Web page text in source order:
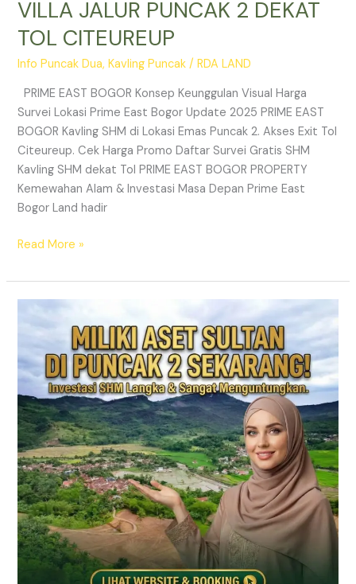
VILLA JALUR PUNCAK 2 DEKAT
TOL CITEUREUP
Info Puncak Dua,Kavling Puncak /RDA LAND
PRIME EAST BOGOR Konsep Keunggulan Visual Harga
Survei Lokasi Prime East Bogor Update 2025 PRIME EAST
BOGOR Kavling SHM di Lokasi Emas Puncak 2. Akses Exit Tol
Citeureup. Cek Harga Promo Daftar Survei Gratis SHM
Kavling SHM dekat Tol PRIME EAST BOGOR PROPERTY
Kemewahan Alam & Investasi Masa Depan Prime East
Bogor Land hadir
Read More »
Tanah
Kavling
Puncak
SHM
–
Prime
East
Bogor
(View
Gunung
&
Sawah)